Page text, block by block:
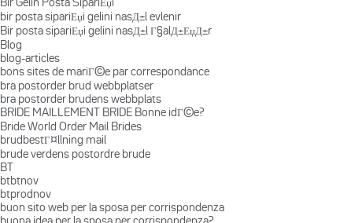
bir posta sipariЕџi gelini nasД±l evlenir
Bir posta sipariЕџi gelini nasД±l Г§alД±ЕџД±r
Blog
blog-articles
bons sites de mariГ©e par correspondance
bra postorder brud webbplatser
bra postorder brudens webbplats
BRIDE MAILLEMENT BRIDE Bonne idГ©e?
Bride World Order Mail Brides
brudbestГ¤llning mail
brude verdens postordre brude
BT
btbtnov
btprodnov
buon sito web per la sposa per corrispondenza
buona idea per la sposa per corrispondenza?